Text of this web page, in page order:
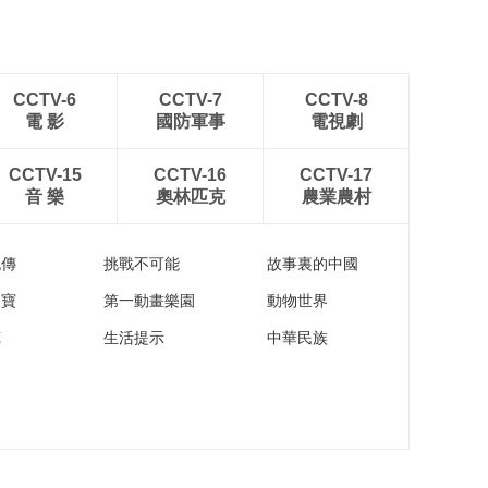
CCTV-6
電 影
CCTV-7
國防軍事
CCTV-8
電視劇
CCTV-15
音 樂
CCTV-16
奧林匹克
CCTV-17
農業農村
挑戰不可能 故事裏的中國
第一動畫樂園 動物世界
生活提示 中華民族